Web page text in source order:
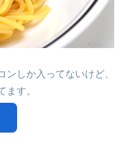
しか入ってないけど、
ます。